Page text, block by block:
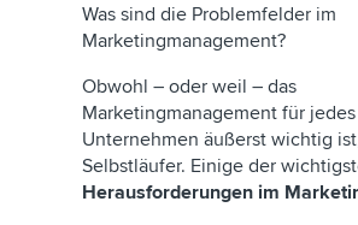
Was sind die Problemfelder im
Marketingmanagement?
Obwohl – oder weil – das
Marketingmanagement für jedes
Unternehmen äußerst wichtig
Selbstläufer. Einige der
Herausforderungen im